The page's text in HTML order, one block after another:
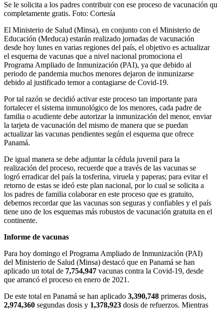
Se le solicita a los padres contribuir con ese proceso de vacunación
completamente gratis. Foto: Cortesía
El Ministerio de Salud (Minsa), en conjunto con el Ministerio de
Educación (Meduca) estarán realizado jornadas de vacunación
desde hoy lunes en varias regiones del país, el objetivo es actualizar
el esquema de vacunas que a nivel nacional promociona el
Programa Ampliado de Inmunización (PAI), ya que debido al
periodo de pandemia muchos menores dejaron de inmunizarse
debido al justificado temor a contagiarse de Covid-19.
Por tal razón se decidió activar este proceso tan importante para
fortalecer el sistema inmunológico de los menores, cada padre de
familia o acudiente debe autorizar la inmunización del menor, enviar
la tarjeta de vacunación del mismo de manera que se puedan
actualizar las vacunas pendientes según el esquema que ofrece
Panamá.
De igual manera se debe adjuntar la cédula juvenil para la
realización del proceso, recuerde que a través de las vacunas se
logró erradicar del país la tosferina, viruela y paperas; para evitar el
retorno de estas se ideó este plan nacional, por lo cual se solicita a
los padres de familia colaborar en este proceso que es gratuito,
debemos recordar que las vacunas son seguras y confiables y el país
tiene uno de los esquemas más robustos de vacunación gratuita en el
continente.
Informe de vacunas
Para hoy domingo el Programa Ampliado de Inmunización (PAI)
del Ministerio de Salud (Minsa) destacó que en Panamá se han
aplicado un total de 7,754,947 vacunas contra la Covid-19, desde
que arrancó el proceso en enero de 2021.
De este total en Panamá se han aplicado 3,390,748 primeras dosis,
2,974,360 segundas dosis y 1,378,923 dosis de refuerzos. Mientras